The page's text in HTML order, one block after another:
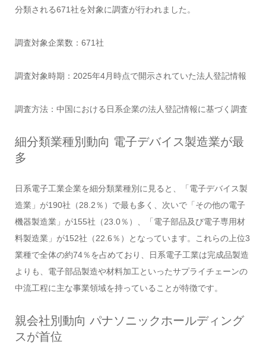
分類される671社を対象に調査が行われました。
調査対象企業数：671社
調査対象時期：2025年4月時点で開示されていた法人登記情報
調査方法：中国における日系企業の法人登記情報に基づく調査
細分類業種別動向 電子デバイス製造業が最
多
日系電子工業企業を細分類業種別に見ると、「電子デバイス製
造業」が190社（28.2％）で最も多く、次いで「その他の電子
機器製造業」が155社（23.0％）、「電子部品及び電子専用材
料製造業」が152社（22.6％）となっています。これらの上位3
業種で全体の約74％を占めており、日系電子工業は完成品製造
よりも、電子部品製造や材料加工といったサプライチェーンの
中流工程に主な事業領域を持っていることが特徴です。
親会社別動向 パナソニックホールディング
スが首位